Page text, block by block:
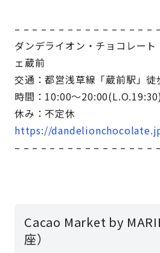
– – – – – – – – – – – – – – – –
ダンデライオン・チョコレー
ェ蔵前
交通：都営浅草線「蔵前駅」徒
時間：10:00～
休み：不定休
https://
– – – – – – – – – – – – – – – –
Cacao Market by
座）